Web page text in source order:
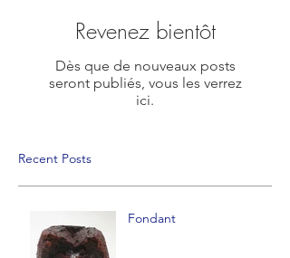
Revenez bientôt
Dès que de nouveaux posts
seront publiés, vous les verrez
ici.
Recent Posts
Fondant